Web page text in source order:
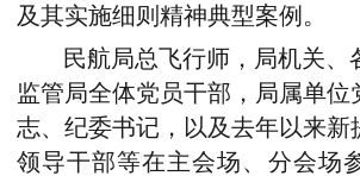
及其实施细则精神典型案例。
民航局总飞行师，局机关、
监管局全体党员干部，局属单位
志、纪委书记，以及去年以来新
领导干部等在主会场、分会场